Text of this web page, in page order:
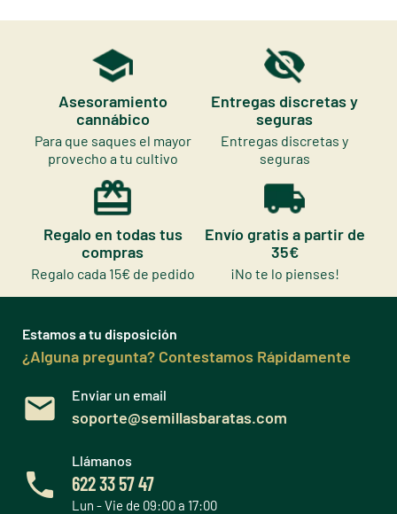
Asesoramiento
cannábico
Para que saques el mayor
provecho a tu cultivo
Entregas discretas y
seguras
Entregas discretas y
seguras
Regalo en todas tus
compras
Regalo cada 15€ de pedido
Envío gratis a partir de
35€
¡No te lo pienses!
Estamos a tu disposición
¿Alguna pregunta? Contestamos Rápidamente
Enviar un email
soporte@semillasbaratas.com
Llámanos
622 33 57 47
Lun - Vie de 09:00 a 17:00